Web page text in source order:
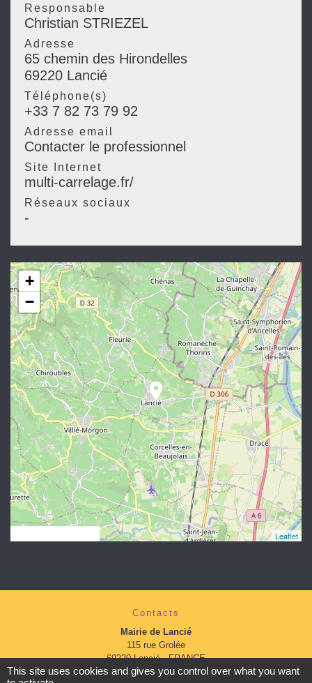
Responsable
Christian STRIEZEL
Adresse
65 chemin des Hirondelles
69220 Lancié
Téléphone(s)
+33 7 82 73 79 92
Adresse email
Contacter le professionnel
Site Internet
multi-carrelage.fr/
Réseaux sociaux
-
location_on
+
−
Leaflet
Contacts
Mairie de Lancié
115 rue Grolée
69220 Lancié - FRANCE
+33 4 74 69 81 56
This site uses cookies and gives you control over what you want